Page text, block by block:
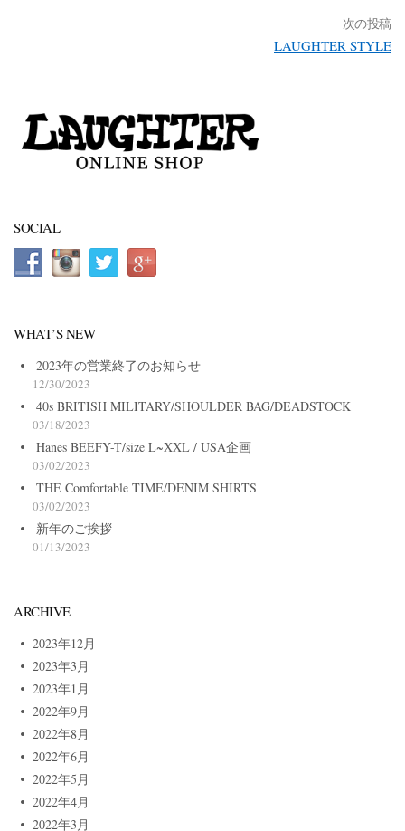
次の投稿
LAUGHTER STYLE
SOCIAL
WHAT’S NEW
2023年の営業終了のお知らせ
12/30/2023
40s BRITISH MILITARY/SHOULDER BAG/DEADSTOCK
03/18/2023
Hanes BEEFY-T/size L~XXL / USA企画
03/02/2023
THE Comfortable TIME/DENIM SHIRTS
03/02/2023
新年のご挨拶
01/13/2023
ARCHIVE
2023年12月
2023年3月
2023年1月
2022年9月
2022年8月
2022年6月
2022年5月
2022年4月
2022年3月